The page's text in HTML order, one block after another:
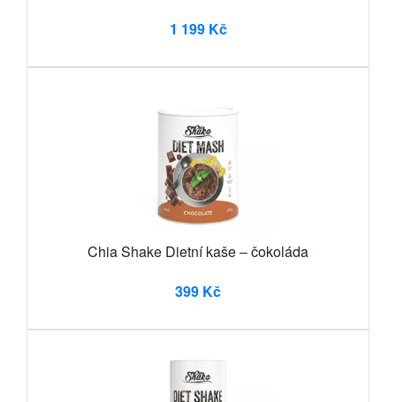
1 199 Kč
Chia Shake Dietní kaše – čokoláda
399 Kč